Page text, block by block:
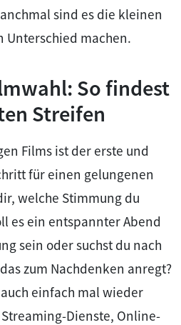
sind es die kleinen
Unterschied machen.
So findest
Streifen
Films ist der erste und
für einen gelungenen
welche Stimmung du
es ein entspannter Abend
sein oder suchst du nach
zum Nachdenken anregt?
einfach mal wieder
Dienste, Online-